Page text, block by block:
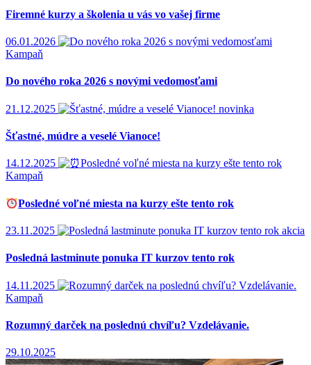
Firemné kurzy a školenia u vás vo vašej firme
06.01.2026
Kampaň
Do nového roka 2026 s novými vedomosťami
21.12.2025 novinka
Šťastné, múdre a veselé Vianoce!
14.12.2025
Kampaň
Posledné voľné miesta na kurzy ešte tento rok
23.11.2025 akcia
Posledná lastminute ponuka IT kurzov tento rok
14.11.2025
Kampaň
Rozumný darček na poslednú chvíľu? Vzdelávanie.
29.10.2025